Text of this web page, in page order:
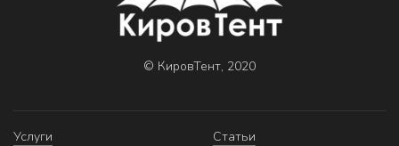
© КировТент, 2020
Услуги
Статьи